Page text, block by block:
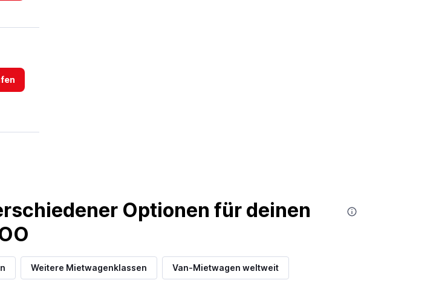
Optionen für deinen
Weitere Mietwagenklassen Van-Mietwagen weltweit